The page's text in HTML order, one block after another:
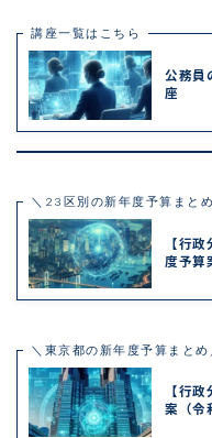
講座一覧はこちら
公務員
座
＼23区別の新年度予算まと
【行
度予算
＼東京都の新年度予算まとめ
【行
案（令